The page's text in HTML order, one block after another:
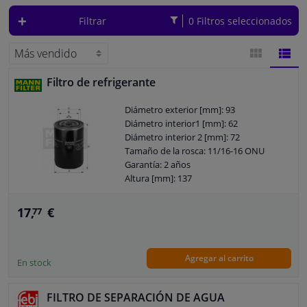
Taller y herramientas
Accesorios para autocaravana, motor, bicicleta y barco
Sensores y Aparatos Electrónicos
Filtrar 0 Filtros seleccionados
Filtro de refrigerante
Diámetro exterior [mm]: 93
Diámetro interior1 [mm]: 62
Diámetro interior 2 [mm]: 72
Tamaño de la rosca: 11/16-16 ONU
Garantía: 2 años
Altura [mm]: 137
17,77 €
En stock Agregar al carrito
FILTRO DE SEPARACIÓN DE AGUA